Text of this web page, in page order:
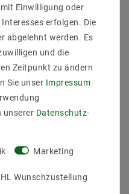
UVP 28,42 € 23,23 €
5 Meter
Artikel anzeigen
Einwilligung oder
erfolgen. Die
abgelehnt werden. Es
und die
Zeitpunkt zu ändern
Sie unser Impressum
unserer Daten­schutz­
Marketing
Wunschzustellung